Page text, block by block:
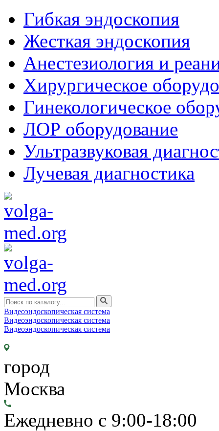
Гибкая эндоскопия
Жесткая эндоскопия
Анестезиология и
Хирургическое
Гинекологическое
ЛОР оборудование
Ультразвуковая
Лучевая диагностика
Видеоэндоскопическая система
Видеоэндоскопическая система
Видеоэндоскопическая система
город
Москва
Ежедневно с 9:00-18:00